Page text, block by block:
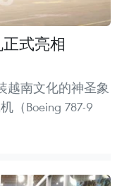
式亮相
越南文化的神圣象
（Boeing 787-9